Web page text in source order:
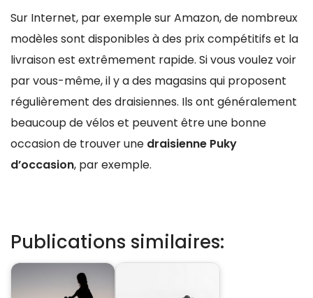
Sur Internet, par exemple sur Amazon, de nombreux
modèles sont disponibles à des prix compétitifs et la
livraison est extrêmement rapide. Si vous voulez voir
par vous-même, il y a des magasins qui proposent
régulièrement des draisiennes. Ils ont généralement
beaucoup de vélos et peuvent être une bonne
occasion de trouver une draisienne Puky
d’occasion, par exemple.
Publications similaires: